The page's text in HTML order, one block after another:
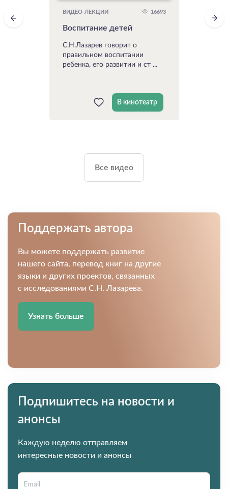
ВИДЕО-ЛЕКЦИИ 16693
Воспитание детей
С.Н.Лазарев говорит о
правильном воспитании
ребенка, его развитии и ст ...
В кинотеатр
Все видео
Поддержать автора
Вы можете поддержать развитие
нашего сайта, перевод книг на другие
языки и других проектов, связанных
с исследованиями С.Н. Лазарева.
Узнать больше
Подпишитесь на новости и
анонсы
Каждую неделю отправляем
интересные новости и анонсы